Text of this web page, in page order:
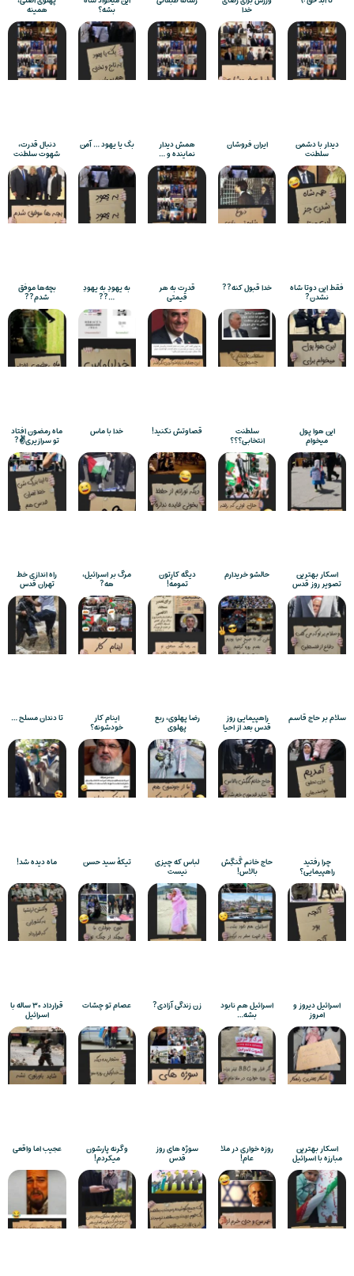
خدا بشه؟ همینه
دیدار با دشمن
سلطنت
ایران فروشان همش دیدار
نماینده و …
بکَ یا یهود … آمن دنبال قدرت،
شهوت سلطنت
فقط این دوتا شاه
نشدن?
خدا قبول کنه?? قدرت به هر
قیمتی
به یهودِ به یهودِ
…??
بچه‌ها موفق
شدم??
این هوا پول
میخوام
سلطنت
انتخابی؟؟؟
قصاوتش نکنید! خدا با ماس ماه رمضون افتاد
تو سرازیری✌️?
اسکار بهترین
تصویر روز قدس
حالشو خریدارم دیگه کارِتون
تمومه!
مرگ بر اسرائیل،
هه?
راه اندازی خط
تهران قدس
سلام بر حاج قاسم راهپیمایی روز
قدس بعد از احیا
رضا پهلوی، ربع
پهلوی
اینام کار
خودشونه؟
تا دندان مسلح …
چرا رفتید
راهپیمایی؟
حاج خانم گَنگِش
بالاس!
لباس که چیزی
نیست
تیکۀ سید حسن ماه دیده شد!
اسرائیل دیروز و
امروز
اسرائیل هم نابود
بشه…
زن زندگی آزادی? عصام تو چشات قرارداد ۳۰ ساله با
اسرائیل
اسکار بهترین
مبارزه با اسرائیل
روزه خواری در ملا
عام!
سوژه های روز
قدس
وگرنه پارشون
میکردم!
عجیب اما واقعی